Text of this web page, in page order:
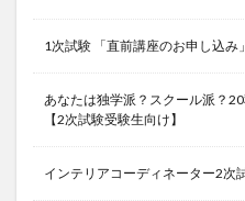
1次試験 「直前講座のお申し込み
あなたは独学派？スクール派？
【2次試験受験生向け】
インテリアコーディネーター2次